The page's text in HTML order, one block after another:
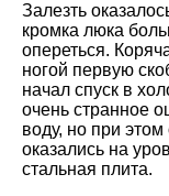
Залезть
кромка люка
опереться.
ногой первую
начал спуск в
очень странное
воду, но при
оказались на
стальная плита.